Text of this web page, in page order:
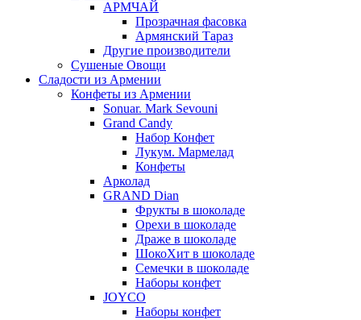
АРМЧАЙ
Прозрачная фасовка
Армянский Тараз
Другие производители
Сушеные Овощи
Сладости из Армении
Конфеты из Армении
Sonuar. Mark Sevouni
Grand Candy
Набор Конфет
Лукум. Мармелад
Конфеты
Арколад
GRAND Dian
Фрукты в шоколаде
Орехи в шоколаде
Драже в шоколаде
ШокоХит в шоколаде
Семечки в шоколаде
Наборы конфет
JOYCO
Наборы конфет